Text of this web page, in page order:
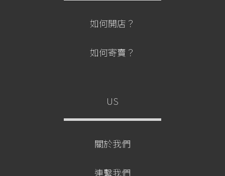
如何開店？
如何寄賣？
US
關於我們
連繫我們